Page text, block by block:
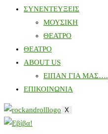
ΣΥΝΕΝΤΕΥΞΕΙΣ
ΜΟΥΣΙΚΗ
ΘΕΑΤΡΟ
ΘΕΑΤΡΟ
ABOUT US
ΕΙΠΑΝ ΓΙΑ ΜΑΣ….
ΕΠΙΚΟΙΝΩΝΙΑ
X